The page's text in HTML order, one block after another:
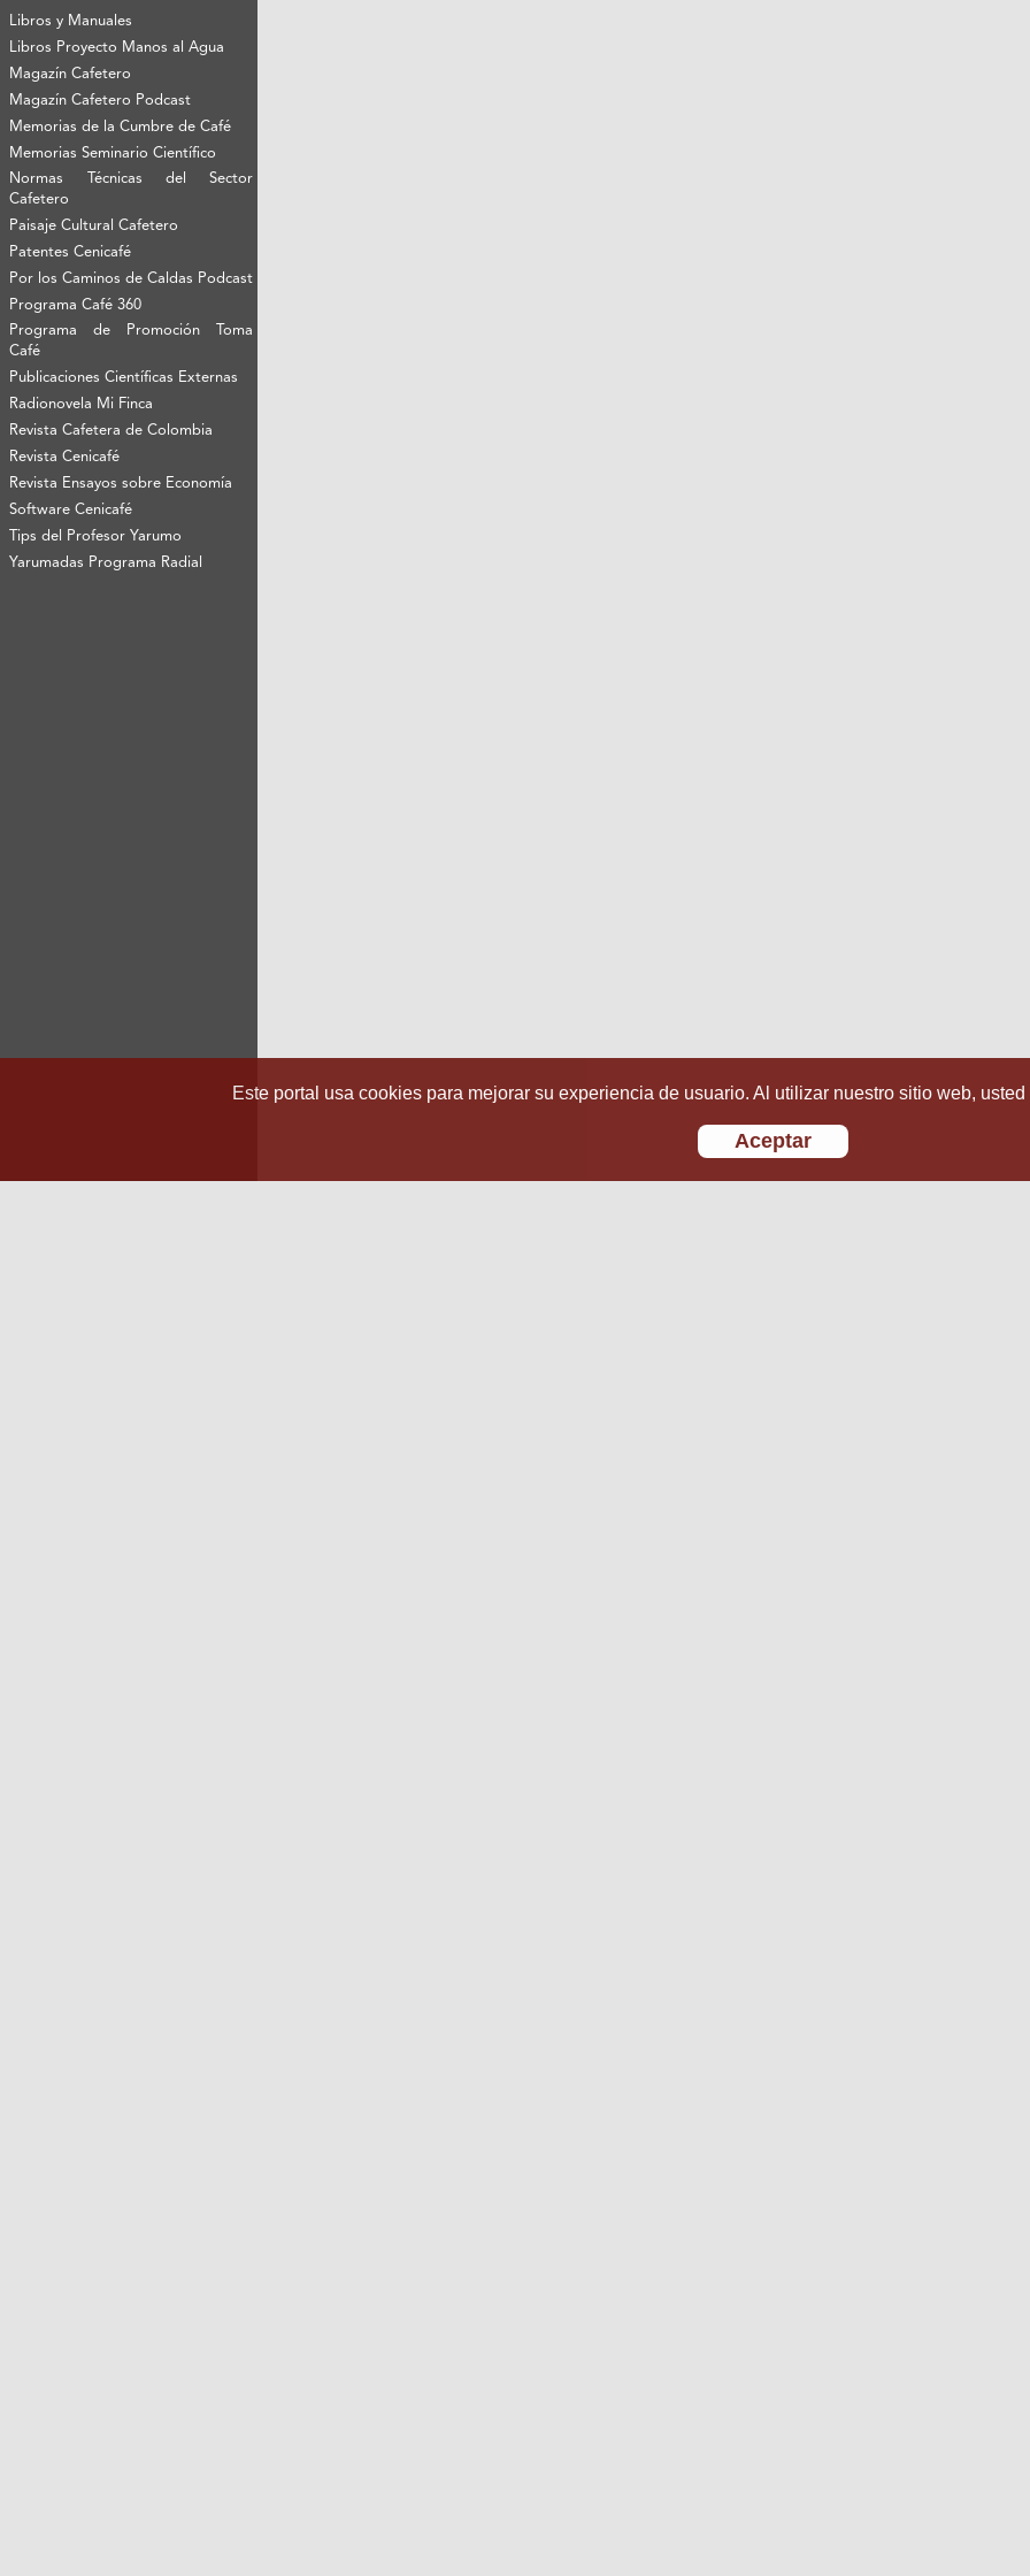
Libros y Manuales
Libros Proyecto Manos al Agua
Magazín Cafetero
Magazín Cafetero Podcast
Memorias de la Cumbre de Café
Memorias Seminario Científico
Normas Técnicas del Sector
Cafetero
Paisaje Cultural Cafetero
Patentes Cenicafé
Por los Caminos de Caldas Podcast
Programa Café 360
Programa de Promoción Toma
Café
Publicaciones Científicas Externas
Radionovela Mi Finca
Revista Cafetera de Colombia
Revista Cenicafé
Revista Ensayos sobre Economía
Software Cenicafé
Tips del Profesor Yarumo
Yarumadas Programa Radial
Este portal usa cookies para mejorar su experiencia de usuario. Al utilizar nuestro sitio web,
Aceptar